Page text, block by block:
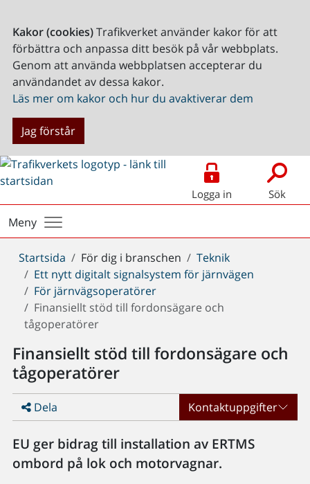
Kakor (cookies)Trafikverket använder kakor för att
förbättra och anpassa ditt besök på vår webbplats.
Genom att använda webbplatsen accepterar du
användandet av dessa kakor.
Läs mer om kakor och hur du avaktiverar dem
Jag förstår
Logga in Sök
Meny
Du
är
här:
Startsida För dig i branschen
Teknik
Ett nytt digitalt signalsystem för järnvägen
För järnvägsoperatörer
Finansiellt stöd till fordonsägare och
tågoperatörer
Finansiellt stöd till fordonsägare och
tågoperatörer
Dela Kontaktuppgifter
EU ger bidrag till installation av ERTMS
ombord på lok och motorvagnar.